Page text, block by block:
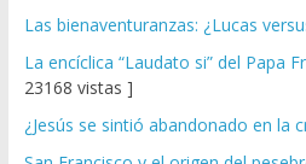
Las bienaventuranzas: ¿Lucas
La encíclica “Laudato si” del Papa
23168 vistas ]
¿Jesús se sintió abandonado en la